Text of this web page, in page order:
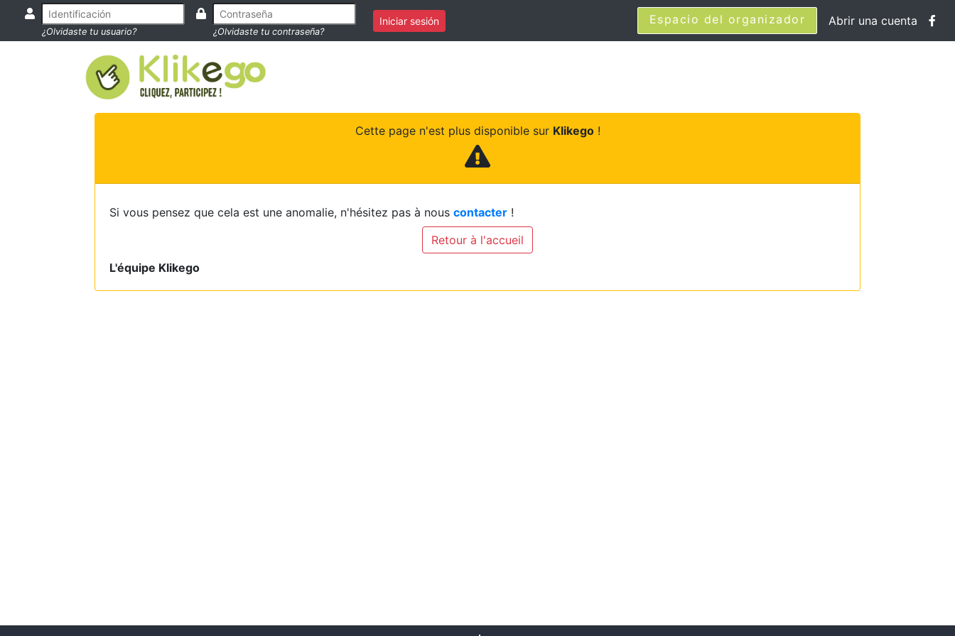
¿Olvidaste tu usuario? ¿Olvidaste tu contraseña?
Iniciar sesión Espacio del organizador Abrir una cuenta
Cette page n'est plus disponible sur Klikego!
Si vous pensez que cela est une anomalie, n'hésitez pas à nous contacter !
Retour à l'accueil
L'équipe Klikego